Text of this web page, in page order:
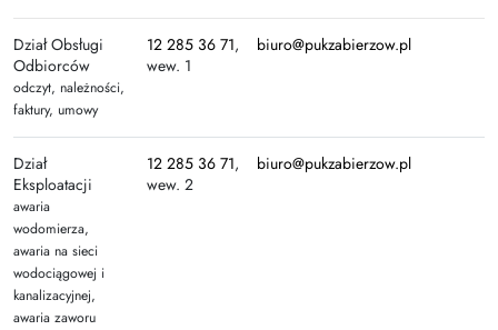
Dział Obsługi
Odbiorców
odczyt, należności,
faktury, umowy
12 285 36 71,
wew. 1
biuro@pukzabierzow.pl
Dział
Eksploatacji
awaria
wodomierza,
awaria na sieci
wodociągowej i
kanalizacyjnej,
awaria zaworu
12 285 36 71,
wew. 2
biuro@pukzabierzow.pl